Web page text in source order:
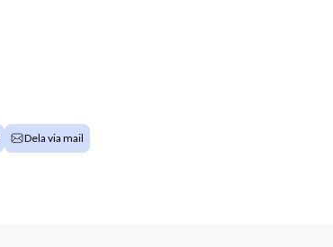
Dela via mail